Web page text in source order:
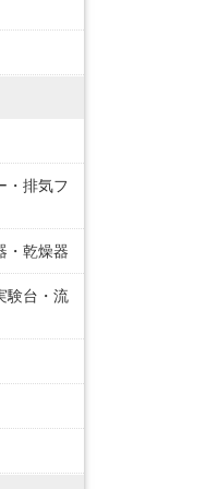
・排気フ
・乾燥器
験台・流